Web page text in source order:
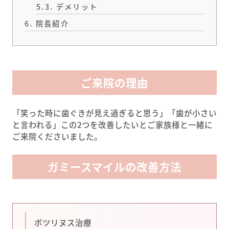
5.3. デメリット
6. 院長紹介
ご来院の理由
「笑った時に歯ぐきが見え過ぎると思う」「歯が小さい
と言われる」この2つを改善したいとご家族様と一緒に
ご来院くださいました。
ガミースマイルの改善方法
ボツリヌス治療